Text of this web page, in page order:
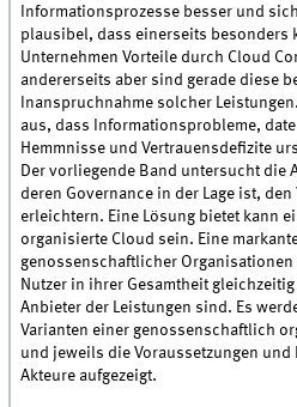
Informationsprozesse besser und
plausibel, dass einerseits besonders
Unternehmen Vorteile durch Cloud
andererseits aber sind gerade diese
Inanspruchnahme solcher
aus, dass Informationsprobleme,
Hemmnisse und Vertrauensdefizite
Der vorliegende Band untersucht die
deren Governance in der Lage ist,
erleichtern. Eine Lösung bietet kann
organisierte Cloud sein. Eine
genossenschaftlicher
Nutzer in ihrer Gesamtheit
Anbieter der Leistungen sind. Es
Varianten einer genossenschaftlich
und jeweils die Voraussetzungen und
Akteure aufgezeigt.